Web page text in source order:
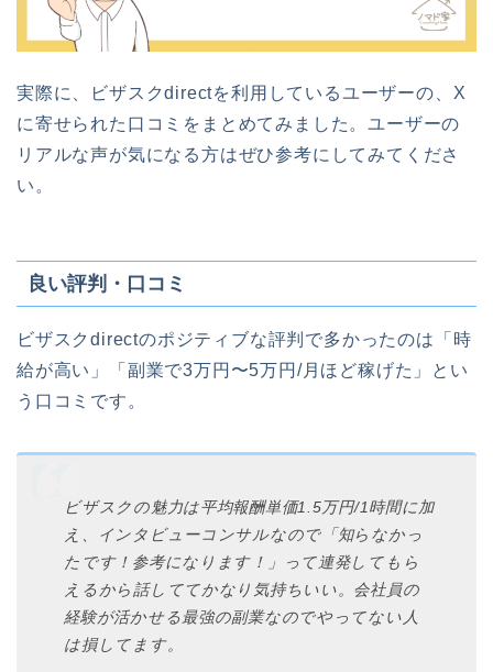
実際に、ビザスクdirectを利用しているユーザーの、X
に寄せられた口コミをまとめてみました。ユーザーの
リアルな声が気になる方はぜひ参考にしてみてくださ
い。
良い評判・口コミ
ビザスクdirectのポジティブな評判で多かったのは「時
給が高い」「副業で3万円〜5万円/月ほど稼げた」とい
う口コミです。
ビザスクの魅力は平均報酬単価1.5万円/1時間に加
え、インタビューコンサルなので「知らなかっ
たです！参考になります！」って連発してもら
えるから話しててかなり気持ちいい。会社員の
経験が活かせる最強の副業なのでやってない人
は損してます。